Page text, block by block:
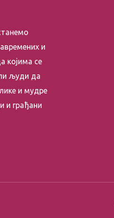
и
којима се
људи да
и мудре
и грађани